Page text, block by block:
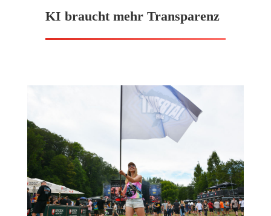
KI braucht mehr Transparenz